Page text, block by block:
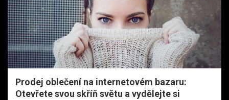
Prodej oblečení na internetovém bazaru:
Otevřete svou skříň světu a vydělejte si